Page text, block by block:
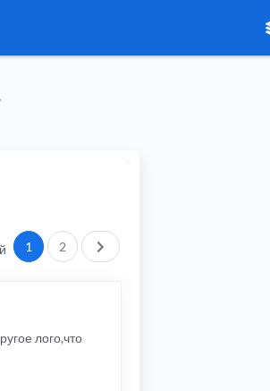
1 2 След.
лого,что